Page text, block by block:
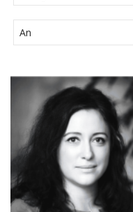
Actualités Juridiques
Articole
Evenimente
Media
Noutati legislative